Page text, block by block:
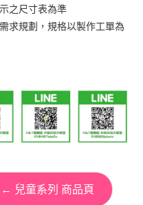
之尺寸表為準
求規劃，規格以製作工單為
← 兒童系列 商品頁